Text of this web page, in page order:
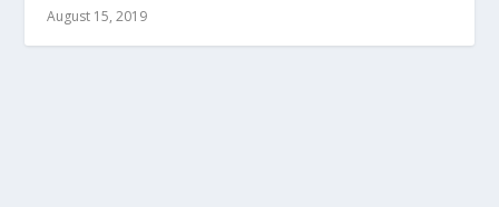
August 15, 2019